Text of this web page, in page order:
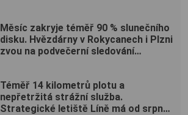
Měsíc zakryje téměř 90 % slunečního
disku. Hvězdárny v Rokycanech i Plzni
zvou na podvečerní sledování
Téměř 14 kilometrů plotu a
nepřetržitá strážní služba.
Strategické letiště Líně má od srpna